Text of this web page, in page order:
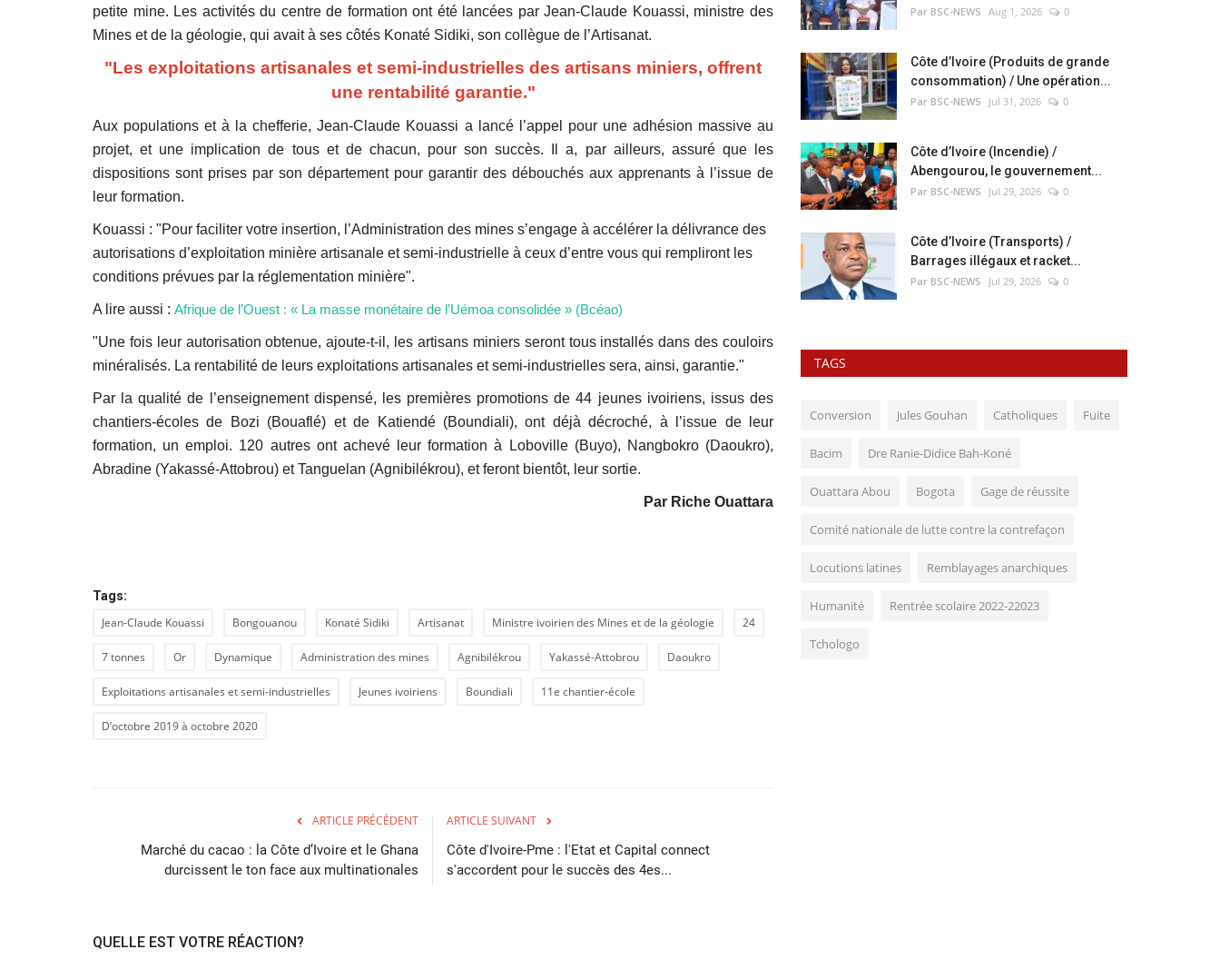
petite mine. Les activités du centre de formation ont été lancées par Jean-Claude Kouassi, ministre des
Mines et de la géologie, qui avait à ses côtés Konaté Sidiki, son collègue de l’Artisanat.
"Les exploitations artisanales et semi-industrielles des artisans miniers, offrent
une rentabilité garantie."
Aux populations et à la chefferie, Jean-Claude Kouassi a lancé l’appel pour une adhésion massive au
projet, et une implication de tous et de chacun, pour son succès. Il a, par ailleurs, assuré que les
dispositions sont prises par son département pour garantir des débouchés aux apprenants à l’issue de
leur formation.
Kouassi : "Pour faciliter votre insertion, l’Administration des mines s’engage à accélérer la délivrance des
autorisations d’exploitation minière artisanale et semi-industrielle à ceux d’entre vous qui rempliront les
conditions prévues par la réglementation minière".
A lire aussi : Afrique de l’Ouest : « La masse monétaire de l’Uémoa consolidée » (Bcéao)
"Une fois leur autorisation obtenue, ajoute-t-il, les artisans miniers seront tous installés dans des couloirs
minéralisés. La rentabilité de leurs exploitations artisanales et semi-industrielles sera, ainsi, garantie."
Par la qualité de l’enseignement dispensé, les premières promotions de 44 jeunes ivoiriens, issus des
chantiers-écoles de Bozi (Bouaflé) et de Katiendé (Boundiali), ont déjà décroché, à l’issue de leur
formation, un emploi. 120 autres ont achevé leur formation à Loboville (Buyo), Nangbokro (Daoukro),
Abradine (Yakassé-Attobrou) et Tanguelan (Agnibilékrou), et feront bientôt, leur sortie.
Par Riche Ouattara
Tags:
Jean-Claude Kouassi Bongouanou Konaté Sidiki Artisanat Ministre ivoirien des Mines et de la géologie 24
7 tonnes Or Dynamique Administration des mines Agnibilékrou Yakassé-Attobrou Daoukro
Exploitations artisanales et semi-industrielles Jeunes ivoiriens Boundiali 11e chantier-école
D’octobre 2019 à octobre 2020
ARTICLE PRÉCÉDENT
Marché du cacao : la Côte d’Ivoire et le Ghana
durcissent le ton face aux multinationales
ARTICLE SUIVANT
Côte d'Ivoire-Pme : l'Etat et Capital connect
s'accordent pour le succès des 4es...
QUELLE EST VOTRE RÉACTION?
Par BSC-NEWS Aug 1, 2026 0
Côte d’Ivoire (Produits de grande
consommation) / Une opération...
Par BSC-NEWS Jul 31, 2026 0
Côte d’Ivoire (Incendie) /
Abengourou, le gouvernement...
Par BSC-NEWS Jul 29, 2026 0
Côte d’Ivoire (Transports) /
Barrages illégaux et racket...
Par BSC-NEWS Jul 29, 2026 0
TAGS
Conversion Jules Gouhan Catholiques Fuite
Bacim Dre Ranie-Didice Bah-Koné
Ouattara Abou Bogota Gage de réussite
Comité nationale de lutte contre la contrefaçon
Locutions latines Remblayages anarchiques
Humanité Rentrée scolaire 2022-22023
Tchologo